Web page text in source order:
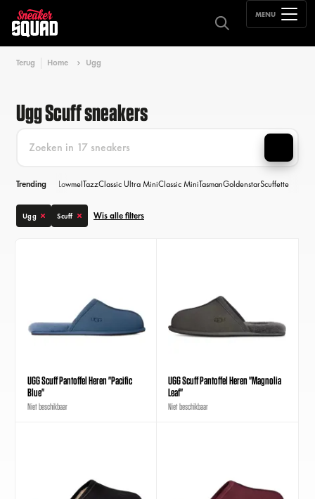
MENU
Terug Home Ugg
Ugg Scuff sneakers
Trending LowmelTazzClassic Ultra MiniClassic MiniTasmanGoldenstarScuffette
Ugg Scuff Wis alle filters
UGG Scuff Pantoffel Heren "Pacific
Blue"
Niet beschikbaar
UGG Scuff Pantoffel Heren "Magnolia
Leaf"
Niet beschikbaar